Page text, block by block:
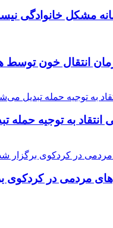
مشکل خانوادگی
انتقال خون توسط
انتقاد به توجیه حمله
مردمی در کردکوی